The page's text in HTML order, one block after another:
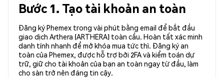
Bước 1. Tạo tài khoản an toàn
Đăng ký Phemex trong vài phút bằng email để bắt đầu
giao dịch Arthera (ARTHERA) toàn cầu. Hoàn tất xác minh
danh tính nhanh để mở khóa mua tức thì. Đăng ký an
toàn của Phemex, được hỗ trợ bởi 2FA và kiểm toán dự
trữ, giữ cho tài khoản của bạn an toàn ngay từ đầu, làm
cho sàn trở nên đáng tin cậy.